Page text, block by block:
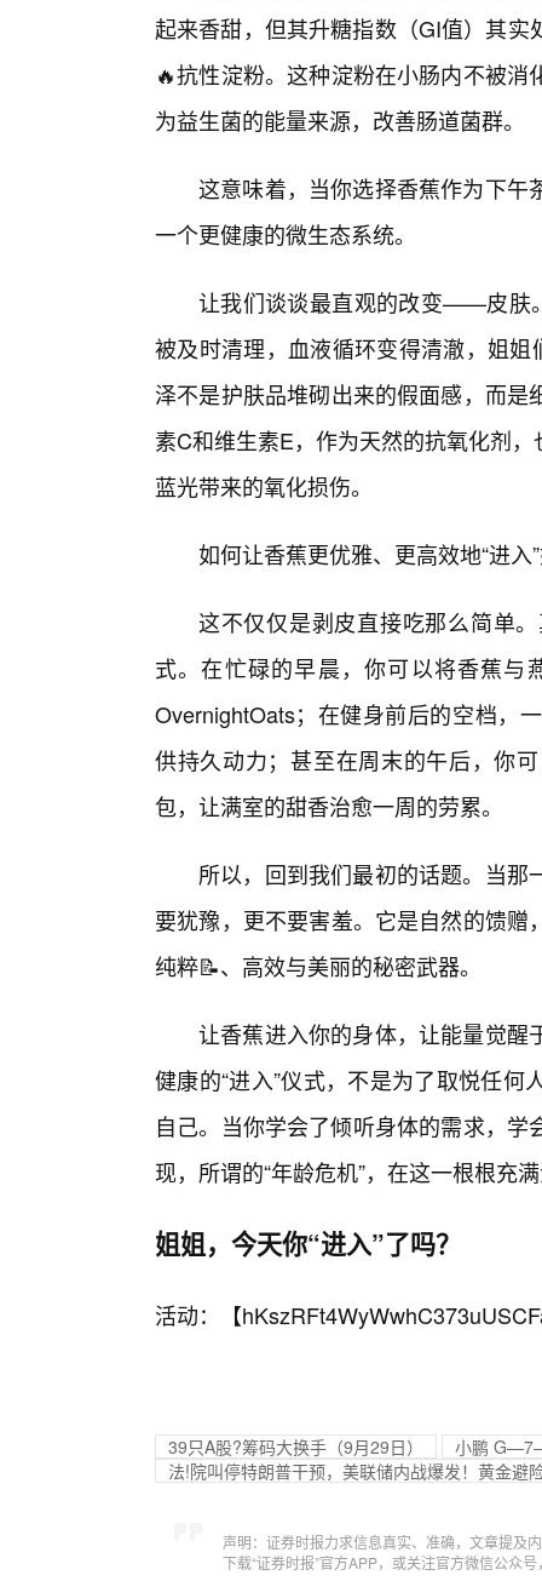
起来香甜，但其升糖指数（GI值）其
🔥抗性淀粉。这种淀粉在小肠内不被
为益生菌的能量来源，改善肠道菌群。
这意味着，当你选择香蕉作为下午
一个更健康的微生态系统。
让我们谈谈最直观的改变——皮肤
被及时清理，血液循环变得清澈，姐
泽不是护肤品堆砌出来的假面感，而
素C和维生素E，作为天然的抗氧化剂
蓝光带来的氧化损伤。
如何让香蕉更优雅、更高效地“进入
这不仅仅是剥皮直接吃那么简单
式。在忙碌的早晨，你可以将香蕉与
OvernightOats；在健身前后的空档，
供持久动力；甚至在周末的午后，你
包，让满室的甜香治愈一周的劳累。
所以，回到我们最初的话题。当
要犹豫，更不要害羞。它是自然的馈
纯粹📝、高效与美丽的秘密武器。
让香蕉进入你的身体，让能量觉醒
健康的“进入”仪式，不是为了取悦任
自己。当你学会了倾听身体的需求，
现，所谓的“年龄危机”，在这一根根充
姐姐，今天你“进入”了吗？
活动：【
39只A股?筹码大换手（9月29日）
小鹏
法!院叫停特朗普干预，美联储内战爆发！黄金避
声明：证券时报力求信息真实、准确，文章提及
下载“证券时报”官方APP，或关注官方微信公众